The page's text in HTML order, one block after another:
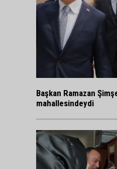
Başkan Ramazan
mahallesindeydi